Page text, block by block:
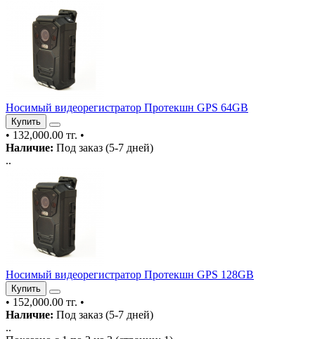
Носимый видеорегистратор Протекшн GPS 64GB
Купить
• 132,000.00 тг. •
Наличие: Под заказ (5-7 дней)
..
Носимый видеорегистратор Протекшн GPS 128GB
Купить
• 152,000.00 тг. •
Наличие: Под заказ (5-7 дней)
..